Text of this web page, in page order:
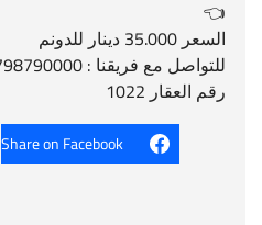
السعر 35.000 دينار للدونم
للتواصل مع فريقنا : 00962798790000
رقم العقار 1022
Share on Facebook